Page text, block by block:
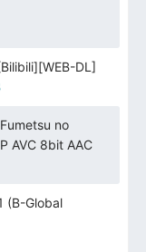
DL]
no
AVC 8bit AAC
(B-Global